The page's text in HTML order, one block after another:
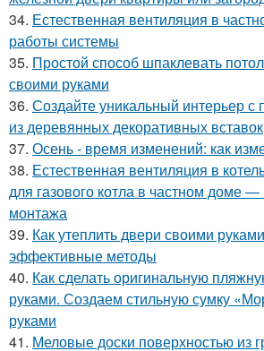
34. Естественная вентиляция в
работы системы
35. Простой способ шпаклевать
своими руками
36. Создайте уникальный интерьер
из деревянных декоративных вставок
37. Осень - время изменений: как
38. Естественная вентиляция в
для газового котла в частном доме —
монтажа
39. Как утеплить двери своими
эффективные методы
40. Как сделать оригинальную
руками. Создаем стильную сумку
руками
41. Меловые доски поверхностью из